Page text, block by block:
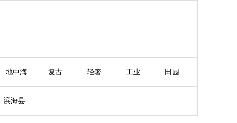
地中海 复古 轻奢 工业 田园
滨海县